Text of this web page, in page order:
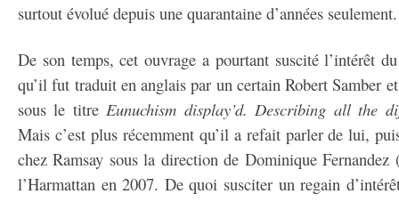
surtout évolué depuis une quarantaine d’années seulement.
De son temps, cet ouvrage a pourtant suscité l’intérêt
qu’il fut traduit en anglais par un certain Robert Samber
sous le titreEunuchism display’d. Describing all the
Mais c’est plus récemment qu’il a refait parler de lui,
chez Ramsay sous la direction de Dominique Fernandez
l’Harmattan en 2007. De quoi susciter un regain